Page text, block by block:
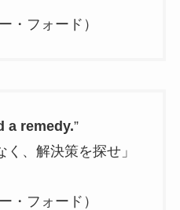
・フォード）
a remedy.”
く、解決策を探せ」
・フォード）